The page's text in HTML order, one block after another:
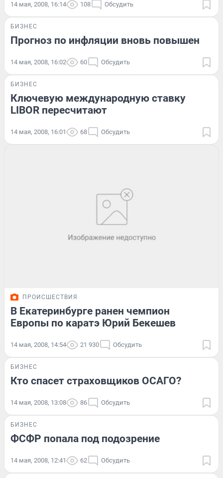
14 мая, 2008, 16:14 108 Обсудить
БИЗНЕС
Прогноз по инфляции вновь повышен
14 мая, 2008, 16:02 60 Обсудить
БИЗНЕС
Ключевую международную ставку
LIBOR пересчитают
14 мая, 2008, 16:01 68 Обсудить
ПРОИСШЕСТВИЯ
В Екатеринбурге ранен чемпион
Европы по каратэ Юрий Бекешев
14 мая, 2008, 14:54 21 930 Обсудить
БИЗНЕС
Кто спасет страховщиков ОСАГО?
14 мая, 2008, 13:08 86 Обсудить
БИЗНЕС
ФСФР попала под подозрение
14 мая, 2008, 12:41 62 Обсудить